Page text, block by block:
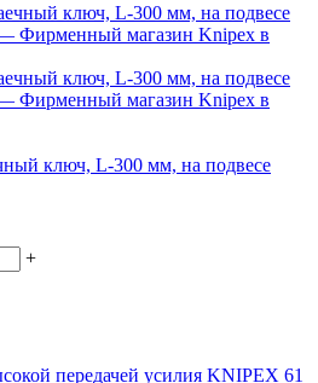
ключ, L-300 мм, на подвесе
+